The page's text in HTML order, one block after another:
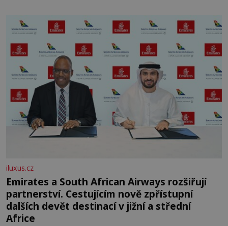
letního koupání. Stačí se však podívat
iluxus.cz
Emirates a South African Airways rozšiřují
partnerství. Cestujícím nově zpřístupní
dalších devět destinací v jižní a střední
Africe